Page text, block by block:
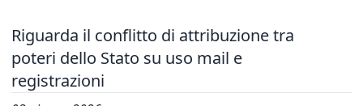
Riguarda il conflitto di attribuzione tra
poteri dello Stato su uso mail e
registrazioni